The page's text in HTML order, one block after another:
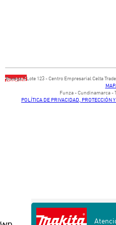
Bodega ​3 Lote ​123 - ​Centro Empresarial Celta
​Funza - Cundinamarca -
POLÍTICA DE PRIVACIDAD, PROTECCIÓN